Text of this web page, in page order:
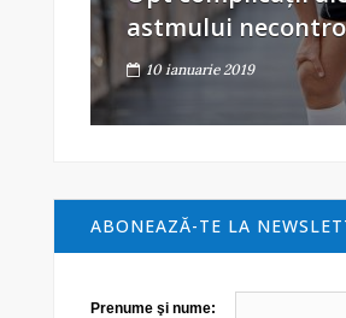
astmului
10 ianuarie 2019
ABONEAZĂ-TE LA
Prenume şi nume: